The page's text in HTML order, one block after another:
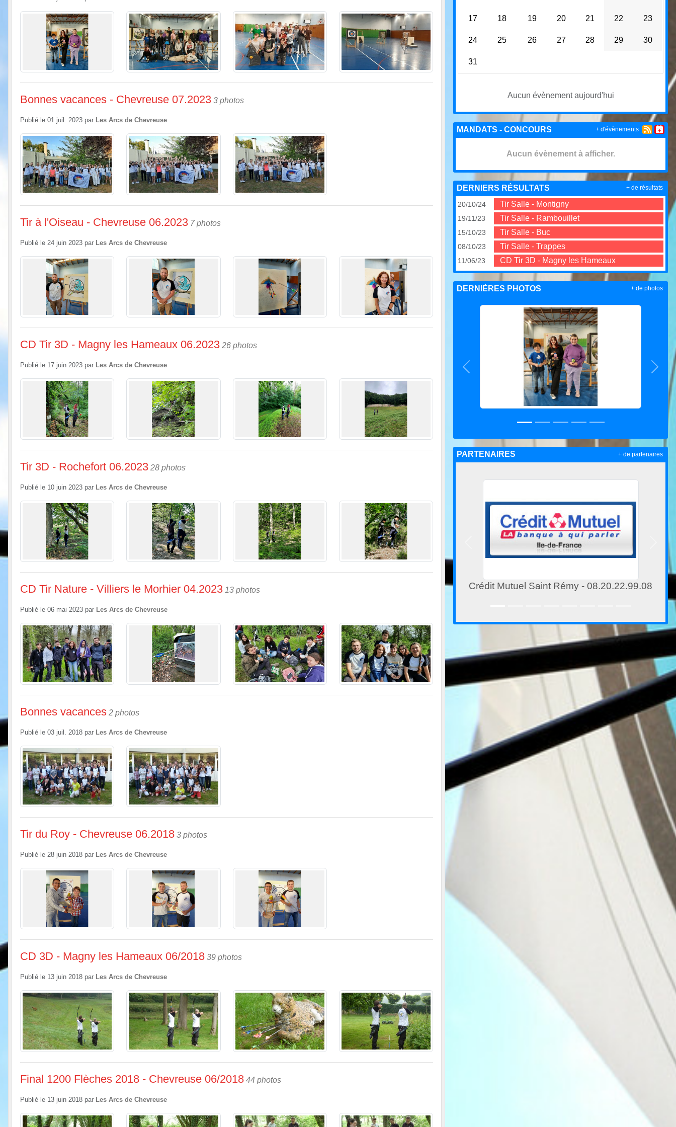
Bonnes vacances - Chevreuse 07.2023 3 photos
Publié le 01 juil. 2023 par Les Arcs de Chevreuse
Tir à l'Oiseau - Chevreuse 06.2023 7 photos
Publié le 24 juin 2023 par Les Arcs de Chevreuse
CD Tir 3D - Magny les Hameaux 06.2023 26 photos
Publié le 17 juin 2023 par Les Arcs de Chevreuse
Tir 3D - Rochefort 06.2023 28 photos
Publié le 10 juin 2023 par Les Arcs de Chevreuse
CD Tir Nature - Villiers le Morhier 04.2023 13 photos
Publié le 06 mai 2023 par Les Arcs de Chevreuse
Bonnes vacances 2 photos
Publié le 03 juil. 2018 par Les Arcs de Chevreuse
Tir du Roy - Chevreuse 06.2018 3 photos
Publié le 28 juin 2018 par Les Arcs de Chevreuse
CD 3D - Magny les Hameaux 06/2018 39 photos
Publié le 13 juin 2018 par Les Arcs de Chevreuse
Final 1200 Flèches 2018 - Chevreuse 06/2018 44 photos
Publié le 13 juin 2018 par Les Arcs de Chevreuse
17 18 19 20 21 22 23
24 25 26 27 28 29 30
31
Aucun évènement aujourd'hui
MANDATS - CONCOURS
Aucun évènement à afficher.
+ d'évènements
DERNIERS RÉSULTATS
20/10/24 Tir Salle - Montigny
19/11/23 Tir Salle - Rambouillet
15/10/23 Tir Salle - Buc
08/10/23 Tir Salle - Trappes
11/06/23 CD Tir 3D - Magny les Hameaux
+ de résultats
DERNIÈRES PHOTOS
Précedent
+ de photos
PARTENAIRES
Crédit Mutuel Saint Rémy - 08.20.22.99.08
+ de partenaires